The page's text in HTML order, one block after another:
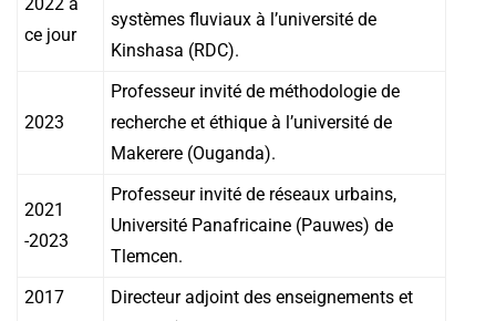
ce jour
systèmes fluviaux à l’université de
Kinshasa (RDC).
2023
Professeur invité de méthodologie de
recherche et éthique à l’université de
Makerere (Ouganda).
2021
-2023
Professeur invité de réseaux urbains,
Université Panafricaine (Pauwes) de
Tlemcen.
2017
Directeur adjoint des enseignements et